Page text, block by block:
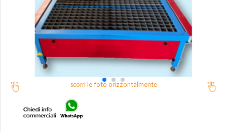
scorri le foto orizzontalmente